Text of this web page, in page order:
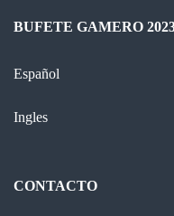
BUFETE GAMERO
Español
Ingles
CONTACTO